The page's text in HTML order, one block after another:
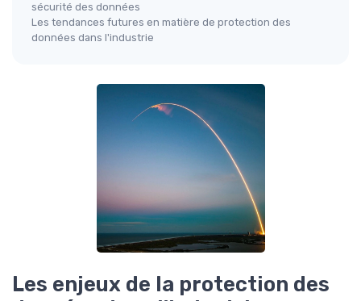
sécurité des données
Les tendances futures en matière de protection des
données dans l'industrie
Les enjeux de la protection des